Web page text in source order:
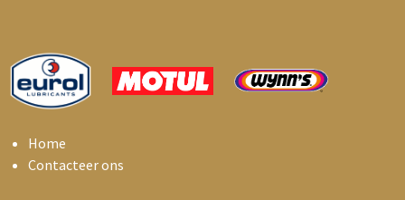
Home
Contacteer ons